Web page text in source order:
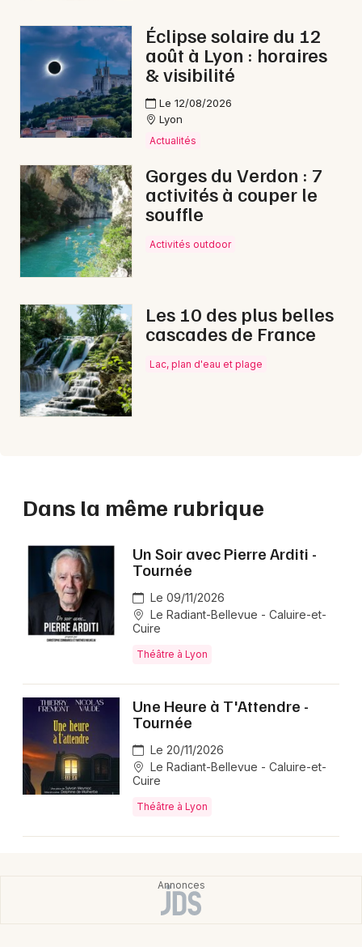
Éclipse solaire du 12
août à Lyon : horaires
& visibilité
Le 12/08/2026
Lyon
Actualités
Gorges du Verdon : 7
activités à couper le
souffle
Activités outdoor
Les 10 des plus belles
cascades de France
Lac, plan d'eau et plage
Dans la même rubrique
Un Soir avec Pierre Arditi -
Tournée
Le 09/11/2026
Le Radiant-Bellevue - Caluire-et-
Cuire
Théâtre à Lyon
Une Heure à T'Attendre -
Tournée
Le 20/11/2026
Le Radiant-Bellevue - Caluire-et-
Cuire
Théâtre à Lyon